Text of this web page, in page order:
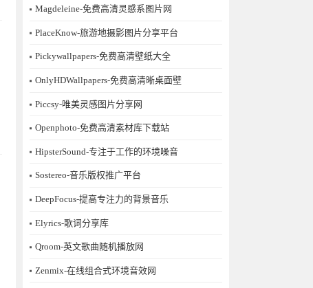
Magdeleine-免费高清灵感系图片网
PlaceKnow-旅游地摄影图片分享平台
Pickywallpapers-免费高清壁纸大全
OnlyHDWallpapers-免费高清晰桌面壁
Piccsy-唯美灵感图片分享网
Openphoto-免费高清素材库下载站
HipsterSound-专注于工作的环境噪音
Sostereo-音乐版权推广平台
DeepFocus-提高专注力的背景音乐
Elyrics-歌词分享库
Qroom-英文歌曲随机播放网
Zenmix-在线组合式环境音效网